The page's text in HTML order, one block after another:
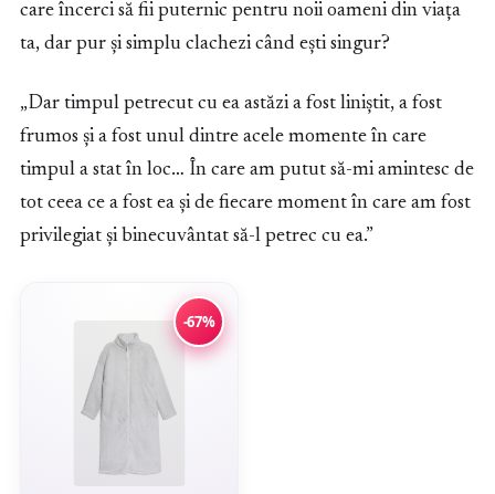
care încerci să fii puternic pentru noii oameni din viața
ta, dar pur și simplu clachezi când ești singur?
„Dar timpul petrecut cu ea astăzi a fost liniștit, a fost
frumos și a fost unul dintre acele momente în care
timpul a stat în loc… În care am putut să-mi amintesc de
tot ceea ce a fost ea și de fiecare moment în care am fost
privilegiat și binecuvântat să-l petrec cu ea.”
-67%